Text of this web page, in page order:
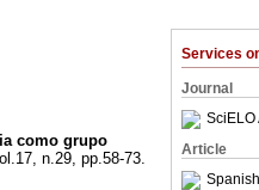
Services
Journal
SciELO
Article
como grupo
n.29, pp.58-73.